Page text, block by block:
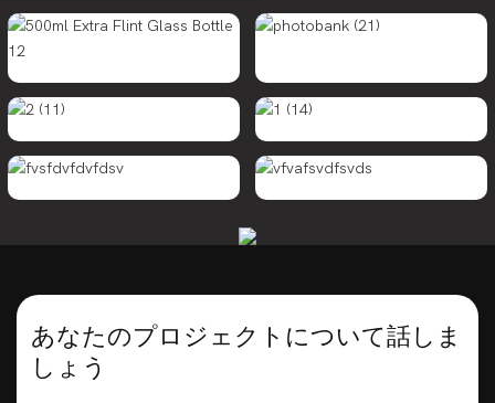
あなたのプロジェクトについて話しま
しょう